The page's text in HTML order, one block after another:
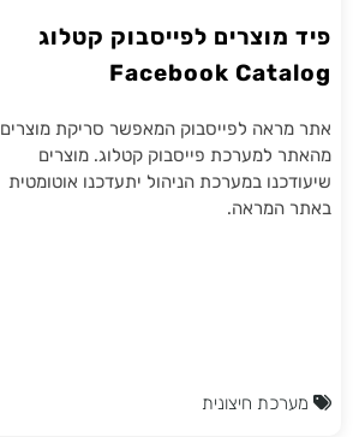
פיד מוצרים לפייסבוק קטלוג
Facebook Catalog
אתר מראה לפייסבוק המאפשר סריקת מוצרים
מהאתר למערכת פייסבוק קטלוג. מוצרים
שיעודכנו במערכת הניהול יתעדכנו אוטומטית
באתר המראה.
מערכת חיצונית